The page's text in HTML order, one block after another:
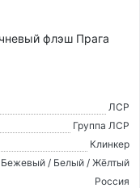
флэш Прага
ЛСР
Группа ЛСР
Клинкер
Бежевый / Белый / Жёлтый
Россия